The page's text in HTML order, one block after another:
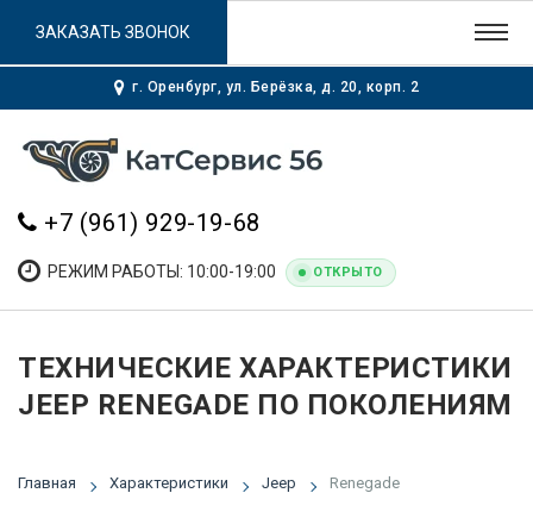
г. Оренбург, ул. Берёзка, д. 20, корп. 2
+7 (961) 929-19-68
РЕЖИМ РАБОТЫ: 10:00-19:00 ОТКРЫТО
ЗАКАЗАТЬ ЗВОНОК
ТЕХНИЧЕСКИЕ ХАРАКТЕРИСТИКИ
JEEP RENEGADE ПО ПОКОЛЕНИЯМ
Главная Характеристики Jeep Renegade